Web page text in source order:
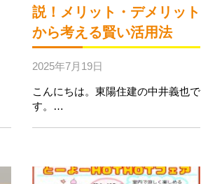
説！メリット・デメリット
から考える賢い活用法
2025年7月19日
こんにちは。東陽住建の中井義也で
す。…